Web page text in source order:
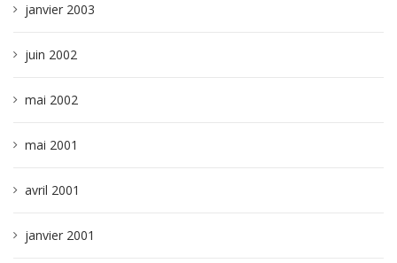
janvier 2003
juin 2002
mai 2002
mai 2001
avril 2001
janvier 2001